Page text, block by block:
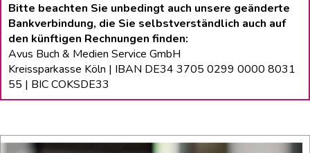
Bitte beachten Sie unbedingt auch unsere geänderte
Bankverbindung, die Sie selbstverständlich auch auf
den künftigen Rechnungen finden:
Avus Buch & Medien Service GmbH
Kreissparkasse Köln | IBAN DE34 3705 0299 0000 8031
55 | BIC COKSDE33